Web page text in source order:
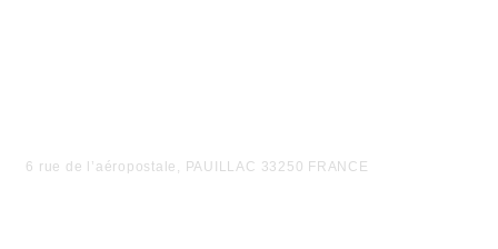
6 rue de l’aéropostale, PAUILLAC 33250 FRANCE